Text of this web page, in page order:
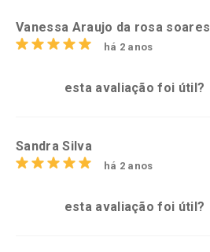
Vanessa Araujo da rosa soares
há 2 anos
esta avaliação foi útil?
Sandra Silva
há 2 anos
esta avaliação foi útil?